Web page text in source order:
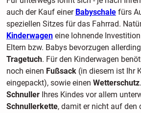
auch der Kauf einer Babyschalefürs
speziellen Sitzes für das Fahrrad.
Kinderwageneine lohnende
Eltern bzw. Babys bevorzugen
Tragetuch. Für den Kinderwagen
noch einen Fußsack(in diesem ist Ihr
eingepackt), sowie einen Wetterschutz
SchnullerIhres Kindes vor allem
Schnullerkette, damit er nicht auf den